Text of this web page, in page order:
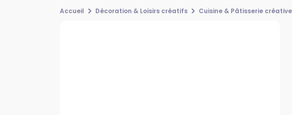
Accueil Décoration & Loisirs créatifs Cuisine & Pâtisserie créative